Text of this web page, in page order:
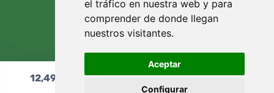
el tráfico en nuestra web y para
comprender de donde llegan
nuestros visitantes.
Aceptar
Configurar
12,49 Añadir al carrito